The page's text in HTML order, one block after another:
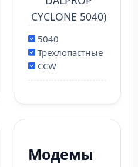
5040
Трехлопастные
CCW
Модемы